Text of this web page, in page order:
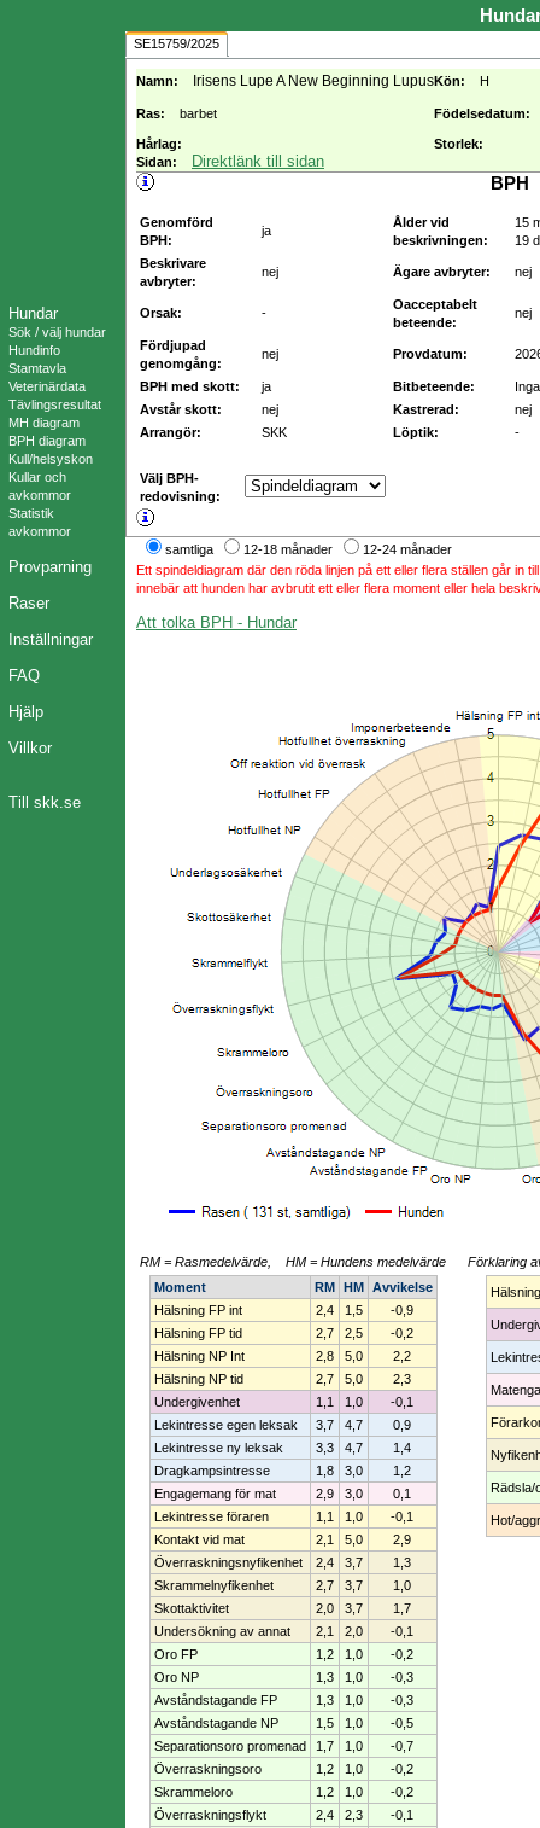
Hundar
Sök / välj hundar
Hundinfo
Stamtavla
Veterinärdata
Tävlingsresultat
MH diagram
BPH diagram
Kull/helsyskon
Kullar och
avkommor
Statistik
avkommor
Provparning
Raser
Inställningar
FAQ
Hjälp
Villkor
Till skk.se
SE15759/2025
Namn: Irisens Lupe A New Beginning LupusKön: H
Ras: barbet Födelsedatum:
Hårlag:
Storlek:
Sidan:
Direktlänk till sidan
BPH
Genomförd
BPH:
ja
Ålder vid
beskrivningen:
15
19
Beskrivare
avbryter:
nej Ägare avbryter: nej
Orsak: -
Oacceptabelt
beteende:
nej
Fördjupad
genomgång:
nej Provdatum:
BPH med skott: ja Bitbeteende:
Avstår skott:
nej Kastrerad:
nej
Arrangör:
SKK Löptik: -
Välj BPH-
redovisning:
samtliga 12-18 månader
12-24 månader
Ett spindeldiagram där den röda linjen på ett eller flera ställen går in
innebär att hunden har avbrutit ett eller flera moment eller hela
Att tolka BPH - Hundar
RM = Rasmedelvärde, HM = Hundens medelvärde
Moment
RM HM
Avvikelse
Hälsning FP int
2,4 1,5
-0,9
Hälsning FP tid
2,7 2,5
-0,2
Hälsning NP Int
2,8 5,0
2,2
Hälsning NP tid
2,7 5,0
2,3
Undergivenhet
1,1 1,0
-0,1
Lekintresse egen leksak
3,7 4,7
0,9
Lekintresse ny leksak
3,3 4,7
1,4
Dragkampsintresse
1,8 3,0
1,2
Engagemang för mat
2,9 3,0
0,1
Lekintresse föraren
1,1 1,0
-0,1
Kontakt vid mat
2,1 5,0
2,9
Överraskningsnyfikenhet
2,4 3,7
1,3
Skrammelnyfikenhet
2,7 3,7
1,0
Skottaktivitet
2,0 3,7
1,7
Undersökning av annat
2,1 2,0
-0,1
Oro FP
1,2 1,0
-0,2
Oro NP
1,3 1,0
-0,3
Avståndstagande FP
1,3 1,0
-0,3
Avståndstagande NP
1,5 1,0
-0,5
Separationsoro promenad
1,7 1,0
-0,7
Överraskningsoro
1,2 1,0
-0,2
Skrammeloro
1,2 1,0
-0,2
Överraskningsflykt
2,4 2,3
-0,1
Förklaring
Hälsning
Rädsla/
Hot/